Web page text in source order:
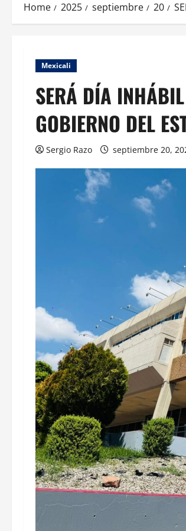
Home 2025 septiembre 20
Mexicali
SERÁ DÍA INHÁBIL
GOBIERNO DEL
Sergio Razo septiembre 20,